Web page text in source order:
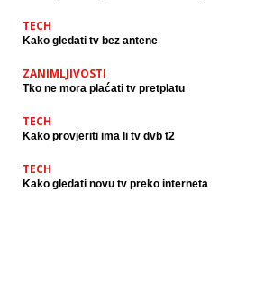
TECH
Kako gledati tv bez antene
ZANIMLJIVOSTI
Tko ne mora plaćati tv pretplatu
TECH
Kako provjeriti ima li tv dvb t2
TECH
Kako gledati novu tv preko interneta